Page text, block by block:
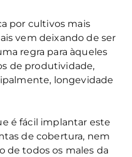
por cultivos mais
vem deixando de ser
regra para àqueles
de produtividade,
longevidade
é fácil implantar este
de cobertura, nem
de todos os males da